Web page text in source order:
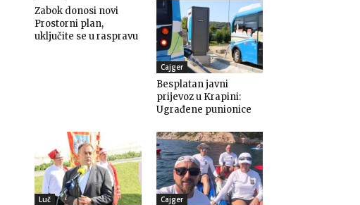
Zabok donosi novi
Prostorni plan,
uključite se u raspravu
Cajger
Besplatan javni
prijevoz u Krapini:
Ugrađene punionice
Luč Cajger